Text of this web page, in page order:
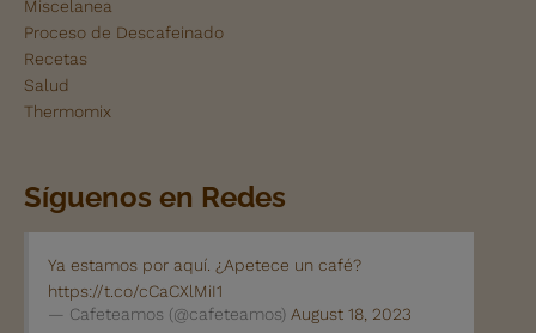
Miscelanea
Proceso de Descafeinado
Recetas
Salud
Thermomix
Síguenos en Redes
Ya estamos por aquí. ¿Apetece un café?
https://t.co/cCaCXlMiI1
— Cafeteamos (@cafeteamos) August 18, 2023